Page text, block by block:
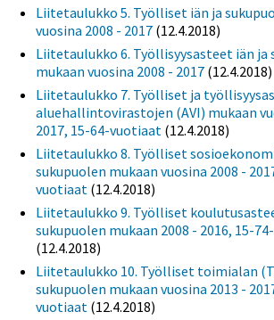
Liitetaulukko 5. Työlliset iän ja
vuosina 2008 - 2017 (12.4.2018)
Liitetaulukko 6. Työllisyysasteet iän ja
mukaan vuosina 2008 - 2017 (12.4.2018)
Liitetaulukko 7. Työlliset ja
aluehallintovirastojen (AVI) mukaan
2017, 15-64-vuotiaat (12.4.2018)
Liitetaulukko 8. Työlliset
sukupuolen mukaan vuosina 2008 -
vuotiaat (12.4.2018)
Liitetaulukko 9. Työlliset
sukupuolen mukaan 2008 - 2016, 15-
(12.4.2018)
Liitetaulukko 10. Työlliset toimialan
sukupuolen mukaan vuosina 2013 -
vuotiaat (12.4.2018)